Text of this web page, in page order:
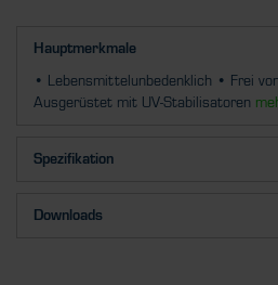
Hauptmerkmale
• Lebensmittelunbedenklich • Frei
Ausgerüstet mit UV-Stabilisatoren
Spezifikation
Downloads